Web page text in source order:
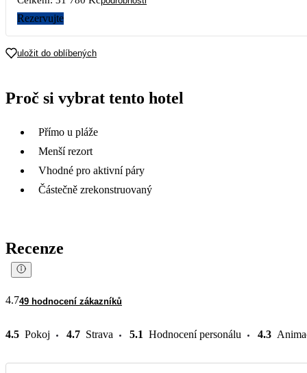
Rezervujte
uložit do oblíbených
Proč si vybrat tento hotel
Přímo u pláže
Menší rezort
Vhodné pro aktivní páry
Částečně zrekonstruovaný
Recenze
4.749 hodnocení zákazníků
4.5 Pokoj 4.7 Strava 5.1 Hodnocení personálu 4.3